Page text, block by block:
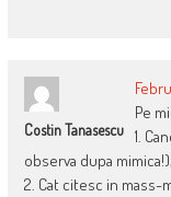
Costin Tanasescu
Pe
1.
observa dupa
2. Cat citesc in mass-